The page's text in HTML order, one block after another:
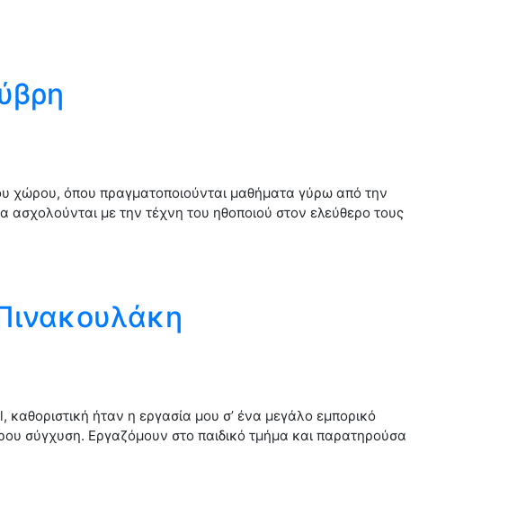
χώρου, όπου πραγματοποιούνται μαθήματα γύρω από την
με την τέχνη του ηθοποιού στον ελεύθερο τους
ήταν η εργασία μου σ’ ένα μεγάλο εμπορικό
σύγχυση. Εργαζόμουν στο παιδικό τμήμα και παρατηρούσα